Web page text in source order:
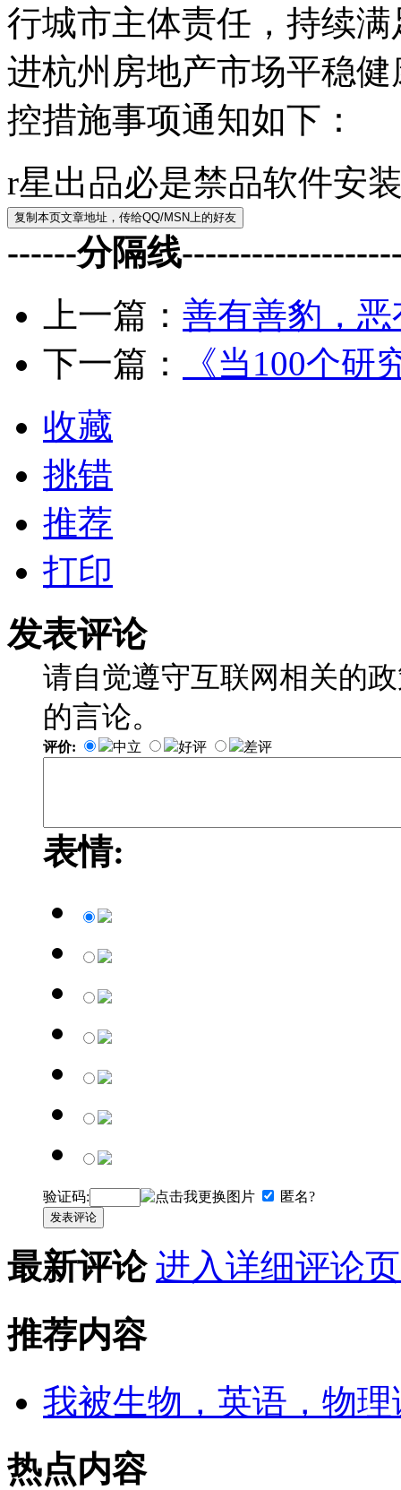
行城市主体责任，持续
进杭州房地产市场平稳
控措施事项通知如下：
r星出品必是禁品软件安
------分隔线
上一篇： 善有善豹，
下一篇：
《当100个研
收藏
挑错
推荐
打印
发表评论
请自觉遵守互联网相关的
的言论。
评价: 中立 好评 差评
表情:
验证码: 匿名?
发表评论
最新评论 进入详细评论
推荐内容
我被生物，英语，物
热点内容